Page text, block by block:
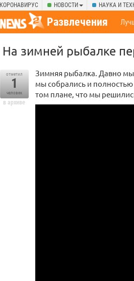
КОРОНАВИРУС НОВОСТИ НАУКА И
Развлечения
На зимней рыбалке
отметил
1
человек
в архиве
Зимняя рыбалка. Давно мы
мы собрались и
том плане, что мы